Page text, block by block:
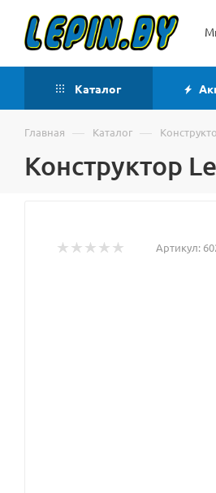
Каталог
Главная — Каталог —
Конструктор
Артикул: